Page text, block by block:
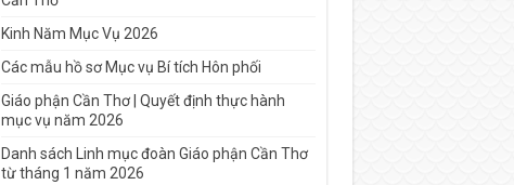
Kinh Năm Mục Vụ 2026
Các mẫu hồ sơ Mục vụ Bí tích Hôn phối
Giáo phận Cần Thơ | Quyết định thực hành
mục vụ năm 2026
Danh sách Linh mục đoàn Giáo phận Cần Thơ
từ tháng 1 năm 2026